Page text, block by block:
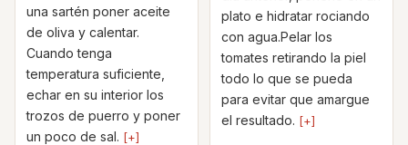
una sartén poner aceite
de oliva y calentar.
Cuando tenga
temperatura suficiente,
echar en su interior los
trozos de puerro y poner
un poco de sal. [+]
plato e hidratar rociando
con agua.Pelar los
tomates retirando la piel
todo lo que se pueda
para evitar que amargue
el resultado. [+]